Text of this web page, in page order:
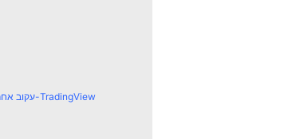
עקוב אחר כל השווקים ב-TradingView